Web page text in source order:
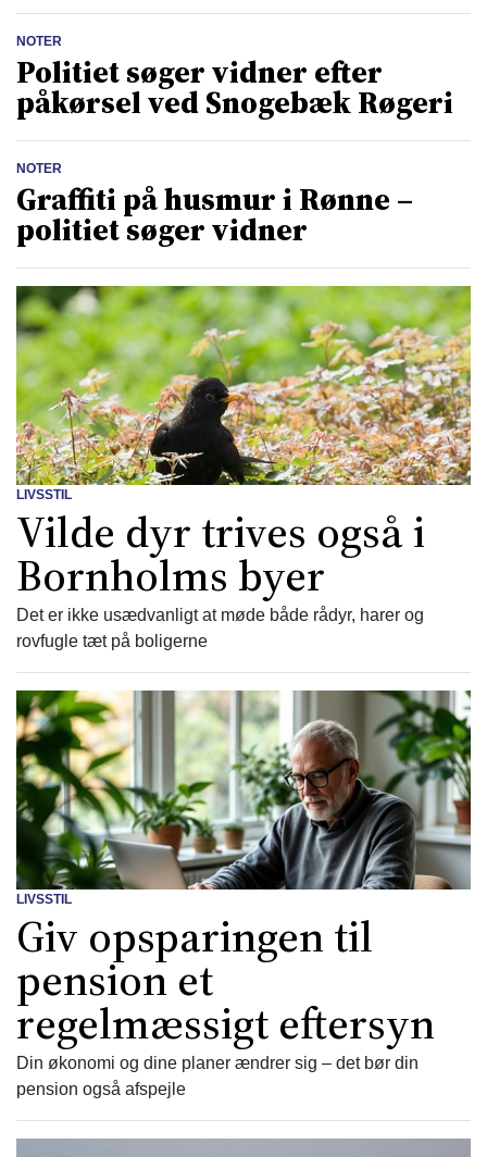
NOTER
Politiet søger vidner efter
påkørsel ved Snogebæk Røgeri
NOTER
Graffiti på husmur i Rønne –
politiet søger vidner
LIVSSTIL
Vilde dyr trives også i
Bornholms byer
Det er ikke usædvanligt at møde både rådyr, harer og
rovfugle tæt på boligerne
LIVSSTIL
Giv opsparingen til
pension et
regelmæssigt eftersyn
Din økonomi og dine planer ændrer sig – det bør din
pension også afspejle